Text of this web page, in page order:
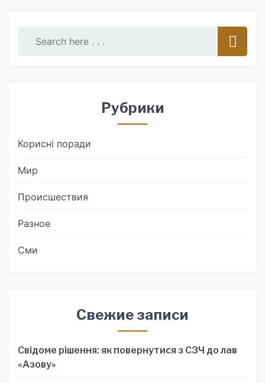
Рубрики
Корисні поради
Мир
Происшествия
Разное
Сми
Свежие записи
Свідоме рішення: як повернутися з СЗЧ до лав
«Азову»